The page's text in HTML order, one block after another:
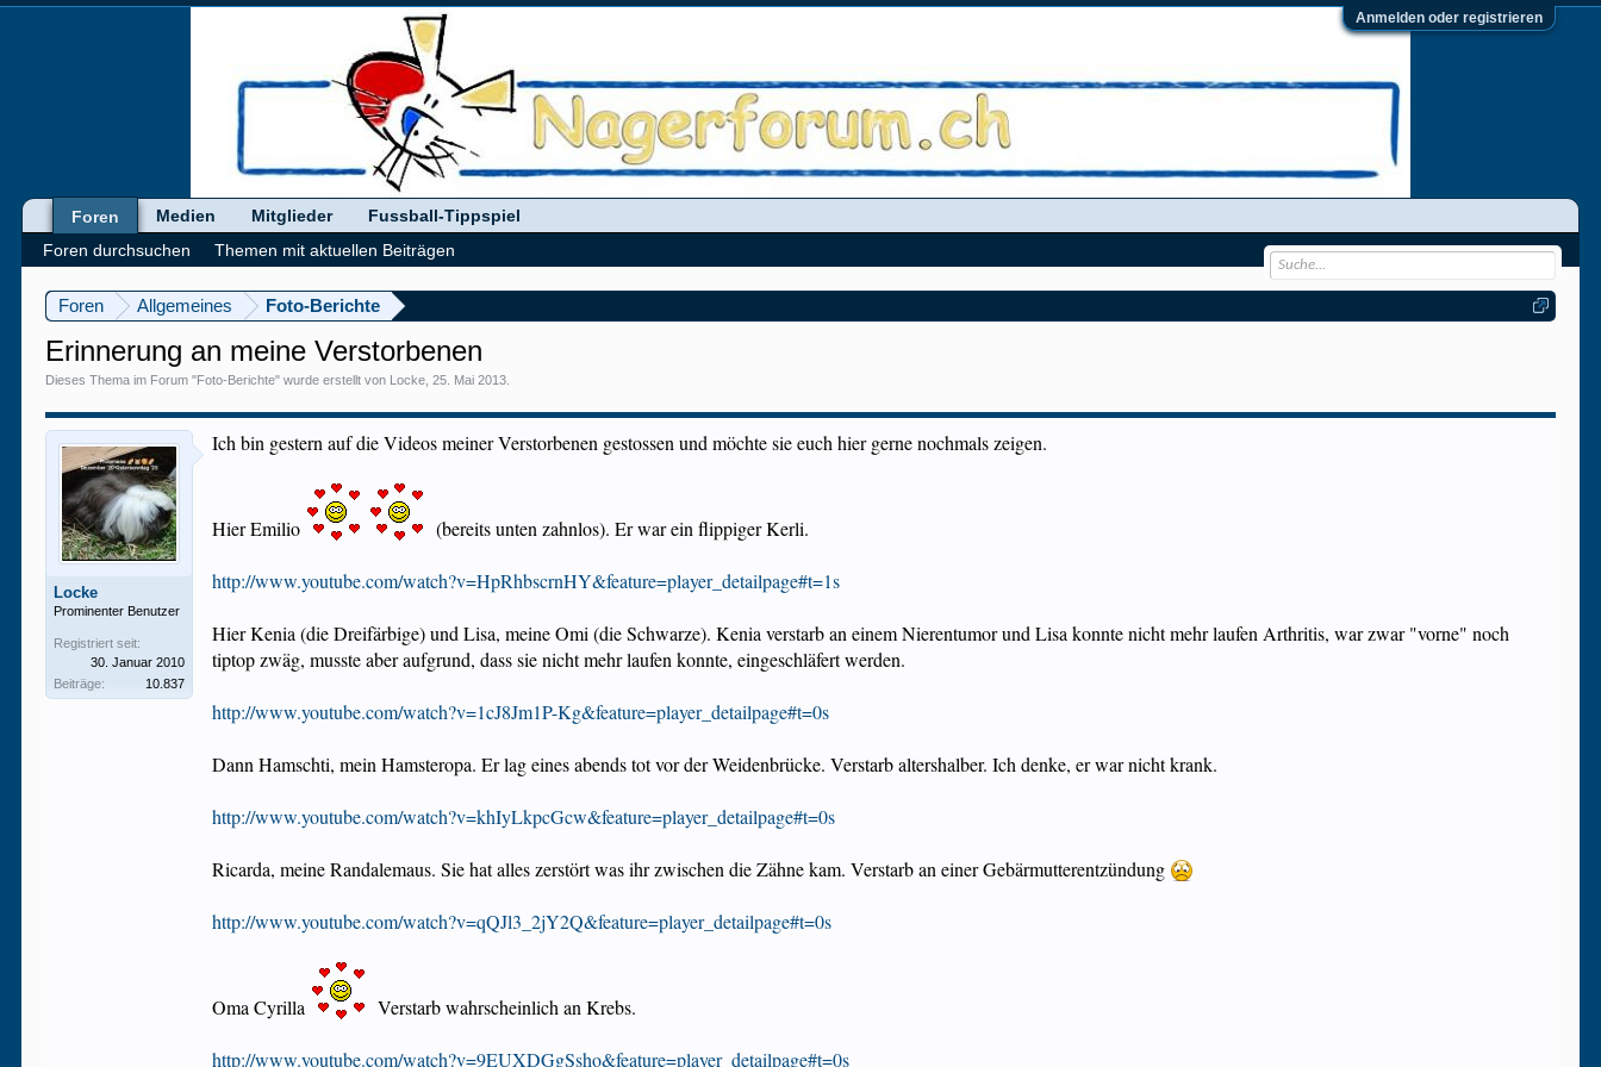
Anmelden oder registrieren
Foren Allgemeines Foto-Berichte
Erinnerung an meine Verstorbenen
Dieses Thema im Forum "Foto-Berichte" wurde erstellt von Locke ,25. Mai 2013
Locke
Prominenter Benutzer
Registriert seit:
30. Januar 2010
Beiträge:
10.837
Ich bin gestern auf die Videos meiner Verstorbenen gestossen und möchte sie euch hier gerne nochmals zeigen.
Hier Emilio (bereits unten zahnlos). Er war ein flippiger Kerli.
http://www.youtube.com/watch?v=HpRhbscrnHY&feature=player_detailpage#t=1s
Hier Kenia (die Dreifärbige) und Lisa, meine Omi (die Schwarze). Kenia verstarb an einem Nierentumor und Lisa konnte nicht mehr laufen Arthritis, war zwar "vorne" noch
tiptop zwäg, musste aber aufgrund, dass sie nicht mehr laufen konnte, eingeschläfert werden.
http://www.youtube.com/watch?v=1cJ8Jm1P-Kg&feature=player_detailpage#t=0s
Dann Hamschti, mein Hamsteropa. Er lag eines abends tot vor der Weidenbrücke. Verstarb altershalber. Ich denke, er war nicht krank.
http://www.youtube.com/watch?v=khIyLkpcGcw&feature=player_detailpage#t=0s
Ricarda, meine Randalemaus. Sie hat alles zerstört was ihr zwischen die Zähne kam. Verstarb an einer Gebärmutterentzündung
http://www.youtube.com/watch?v=qQJl3_2jY2Q&feature=player_detailpage#t=0s
Oma Cyrilla Verstarb wahrscheinlich an Krebs.
http://www.youtube.com/watch?v=9EUXDGgSsho&feature=player_detailpage#t=0s
Foren
Foren durchsuchen
Themen mit aktuellen Beiträgen
Medien Mitglieder Fussball-Tippspiel